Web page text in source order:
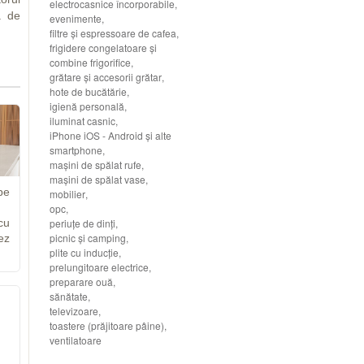
de
electrocasnice încorporabile,
evenimente,
filtre şi espressoare de cafea,
frigidere congelatoare şi
combine frigorifice,
grătare şi accesorii grătar,
hote de bucătărie,
igienă personală,
iluminat casnic,
iPhone iOS - Android şi alte
smartphone,
maşini de spălat rufe,
maşini de spălat vase,
mobilier,
opc,
periuţe de dinţi,
picnic şi camping,
plite cu inducţie,
prelungitoare electrice,
preparare ouă,
sănătate,
televizoare,
toastere (prăjitoare pâine),
ventilatoare